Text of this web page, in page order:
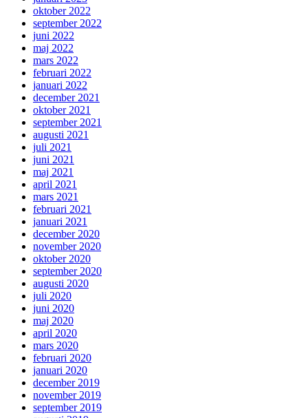
oktober 2022
september 2022
juni 2022
maj 2022
mars 2022
februari 2022
januari 2022
december 2021
oktober 2021
september 2021
augusti 2021
juli 2021
juni 2021
maj 2021
april 2021
mars 2021
februari 2021
januari 2021
december 2020
november 2020
oktober 2020
september 2020
augusti 2020
juli 2020
juni 2020
maj 2020
april 2020
mars 2020
februari 2020
januari 2020
december 2019
november 2019
september 2019